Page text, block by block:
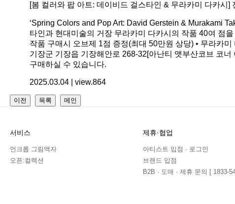
[봄 컬러와 팝 아트: 데이비드 걸스타인 & 무라카미 다카시]
‘Spring Colors and Pop Art: David Gerstein & Murakami
타인과 현대미술의 거장 무라카미 다카시의 작품 40여 점
작품 구매시 오브제 1점 증정(최대 50만원 상당) • 무라카
기장군 기장읍 기장해안로 268-32[아난티 앳부산코브 코
구매하실 수 있습니다.
2025.03.04 | view.864
이전 목록 메인
서비스
언크롭 그림액자
오픈:컬렉션
제휴·협업
아티스트 입점 · 로그인
브랜드 입점
B2B · 도매 · 제휴 문의 [ 1833-